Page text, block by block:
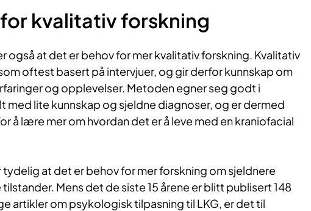
kv​alitativ forskning
også at det er behov for mer kvalitativ forskning. Kvalitativ
oftest basert på intervjuer, og gir derfor kunnskap om
og opplevelser. Metoden egner seg godt i
med lite kunnskap og sjeldne diagnoser, og er dermed
å lære mer om hvordan det er å leve med en kraniofacial
tydelig at det er behov for mer forskning om sjeldnere
Mens det de siste 15 årene er blitt publisert 148
artikler om psykologisk tilpasning til LKG, er det til